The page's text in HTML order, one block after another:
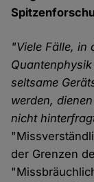
"Viele Fälle, in
seltsame
werden,
nicht
der Grenzen